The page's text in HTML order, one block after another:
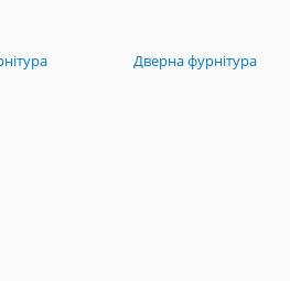
Дверна фурнітура